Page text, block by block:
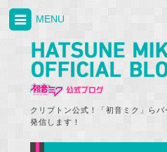
クリプトン公式！「初音ミク」ら
発信します！
MENU